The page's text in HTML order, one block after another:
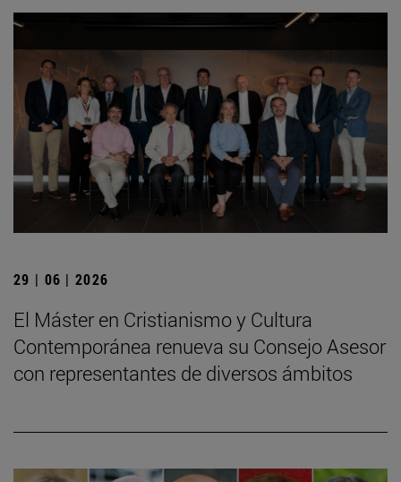
29 | 06 | 2026
El Máster en Cristianismo y Cultura
Contemporánea renueva su Consejo Asesor
con representantes de diversos ámbitos